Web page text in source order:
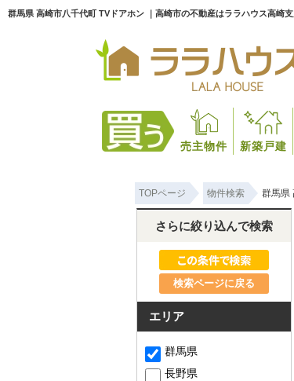
群馬県 高崎市八千代町 TVドアホン ｜高崎市の不動産はララハウス高崎
売主物件 新築戸建
TOPページ 物件検索 群馬県
さらに絞り込んで検索
検索ページに戻る
エリア
群馬県
長野県